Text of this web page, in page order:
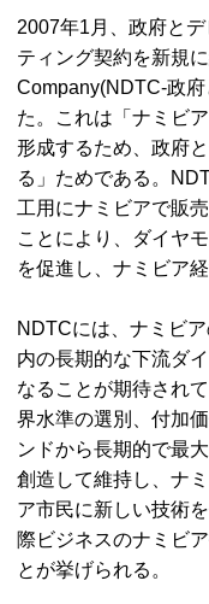
2007年1月、政府と
ティング契約を新規に
Company(NDTC-政
た。これは「ナミビ
形成するため、政府
る」ためである。
工用にナミビアで販
ことにより、ダイヤ
を促進し、ナミビア
NDTCには、ナミビ
内の長期的な下流ダ
なることが期待され
界水準の選別、付加
ンドから長期的で最
創造して維持し、ナ
ア市民に新しい技術
際ビジネスのナミビ
とが挙げられる。